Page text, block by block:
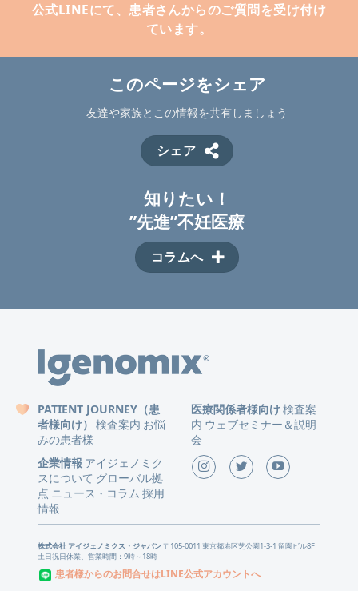
公式LINEにて、患者さんからのご質問を受け付け
ています。
このページをシェア
友達や家族とこの情報を共有しましょう
シェア
知りたい！
”先進”不妊医療
コラムへ
PATIENT JOURNEY（患
者様向け） 検査案内 お悩
みの患者様
医療関係者様向け検査案
内 ウェブセミナー＆説明
会
企業情報 アイジェノミク
スについて グローバル拠
点 ニュース ・ コラム 採用
情報
株式会社 アイジェノミクス・ジャパン〒105-0011 東京都港区芝公園1-3-1 留園ビル8F
土日祝日休業、営業時間：9時～18時
患者様からのお問合せはLINE公式アカウントへ